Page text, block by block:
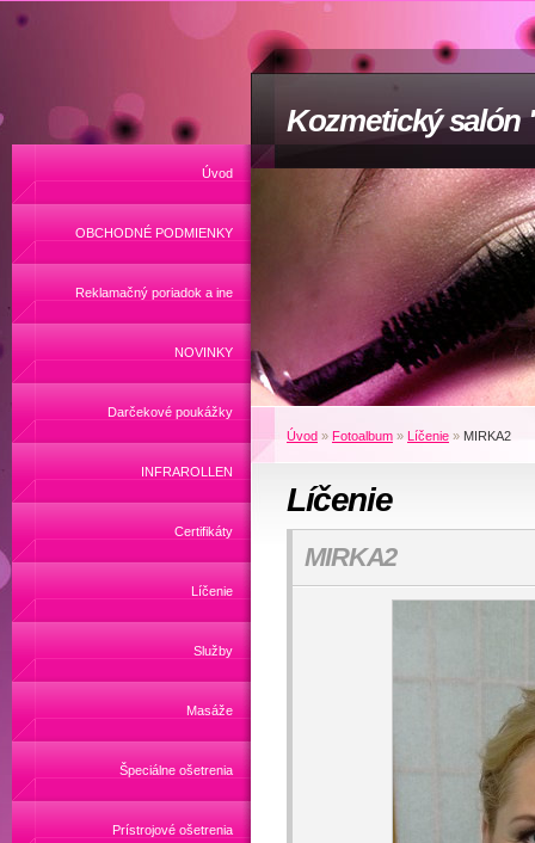
Kozmetický salón
Úvod
OBCHODNÉ PODMIENKY
Reklamačný poriadok a ine
NOVINKY
Darčekové poukážky
INFRAROLLEN
Certifikáty
Líčenie
Služby
Masáže
Špeciálne ošetrenia
Prístrojové ošetrenia
Úvod » Fotoalbum » Líčenie » MIRKA2
Líčenie
MIRKA2